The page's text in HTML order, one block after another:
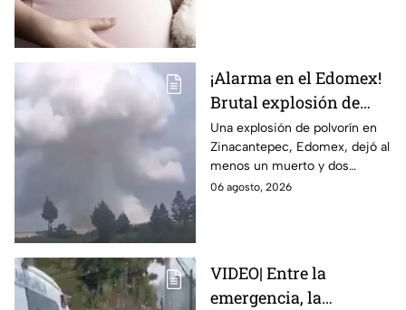
¡Alarma en el Edomex!
Brutal explosión de
polvorín en Santa
María del Monte,
Zinacantepec; reportan
al menos un muerto y
Una explosión de polvorín en
Zinacantepec, Edomex, dejó al
menos un muerto y dos
heridos; autoridades atiende la
06 agosto, 2026
VIDEO| Entre la
emergencia, la